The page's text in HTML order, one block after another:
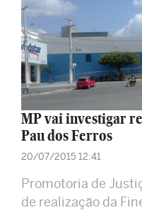
MP vai investigar
Pau dos Ferros
20/07/2015 12:41
Promotoria de
de realização da